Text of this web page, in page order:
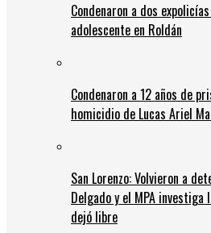
Condenaron a dos
adolescente en Roldán
Condenaron a 12 años de
homicidio de Lucas Ariel
San Lorenzo: Volvieron a
Delgado y el MPA
dejó libre